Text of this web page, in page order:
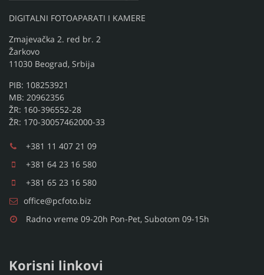
DIGITALNI FOTOAPARATI I KAMERE
Zmajevačka 2. red br. 2
Žarkovo
11030 Beograd, Srbija
PIB: 108253921
MB: 20962356
ŽR: 160-396552-28
ŽR: 170-30057462000-33
+381 11 407 21 09
+381 64 23 16 580
+381 65 23 16 580
office@pcfoto.biz
Radno vreme 09-20h Pon-Pet, Subotom 09-15h
Korisni linkovi